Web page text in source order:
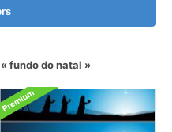
fundo do natal